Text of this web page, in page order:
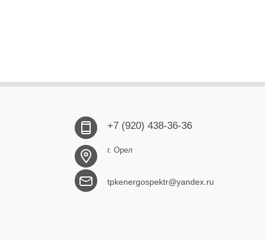
+7 (920) 438-36-36
г. Орел
tpkenergospektr@yandex.ru